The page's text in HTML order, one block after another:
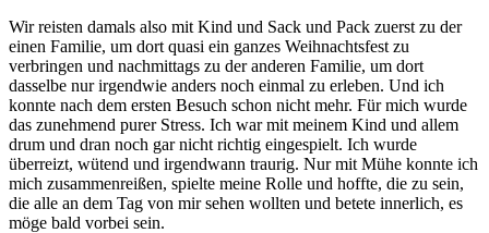
Wir reisten damals also mit Kind und Sack und Pack zuerst zu der
einen Familie, um dort quasi ein ganzes Weihnachtsfest zu
verbringen und nachmittags zu der anderen Familie, um dort
dasselbe nur irgendwie anders noch einmal zu erleben. Und ich
konnte nach dem ersten Besuch schon nicht mehr. Für mich wurde
das zunehmend purer Stress. Ich war mit meinem Kind und allem
drum und dran noch gar nicht richtig eingespielt. Ich wurde
überreizt, wütend und irgendwann traurig. Nur mit Mühe konnte ich
mich zusammenreißen, spielte meine Rolle und hoffte, die zu sein,
die alle an dem Tag von mir sehen wollten und betete innerlich, es
möge bald vorbei sein.